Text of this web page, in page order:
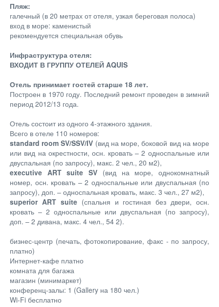
Пляж:
галечный (в 20 метрах от отеля, узкая береговая полоса)
вход в море: каменистый
рекомендуется специальная обувь
Инфраструктура отеля:
ВХОДИТ В ГРУППУ ОТЕЛЕЙ AQUIS
Отель принимает гостей старше 18 лет.
Построен в 1970 году. Последний ремонт проведен в зимний
период 2012/13 года.
Отель состоит из одного 4-этажного здания.
Всего в отеле 110 номеров:
standard room SV/SSV/IV (вид на море, боковой вид на море
или вид на окрестности, осн. кровать – 2 односпальные или
двуспальная (по запросу), макс. 2 чел., 20 м2),
executive ART suite SV (вид на море, однокомнатный
номер, осн. кровать – 2 односпальные или двуспальная (по
запросу), доп. – односпальная кровать, макс. 3 чел., 27 м2),
superior ART suite (спальня и гостиная без двери, осн.
кровать – 2 односпальные или двуспальная (по запросу),
доп. – 2 дивана, макс. 4 чел., 54 2).
бизнес-центр (печать, фотокопирование, факс - по запросу,
платно)
Интернет-кафе платно
комната для багажа
магазин (минимаркет)
конференц-залы: 1 (Gallery на 180 чел.)
Wi-Fi бесплатно